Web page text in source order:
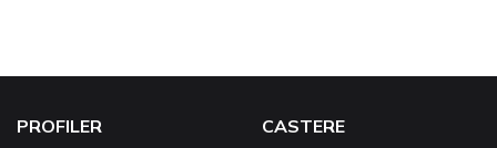
PROFILER CASTERE